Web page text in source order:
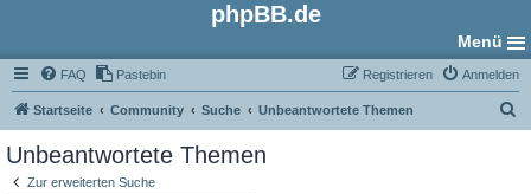
phpBB.de
Menü
FAQ Pastebin Anmelden
Registrieren
Startseite Community Suche Unbeantwortete Themen
Unbeantwortete Themen
Zur erweiterten Suche